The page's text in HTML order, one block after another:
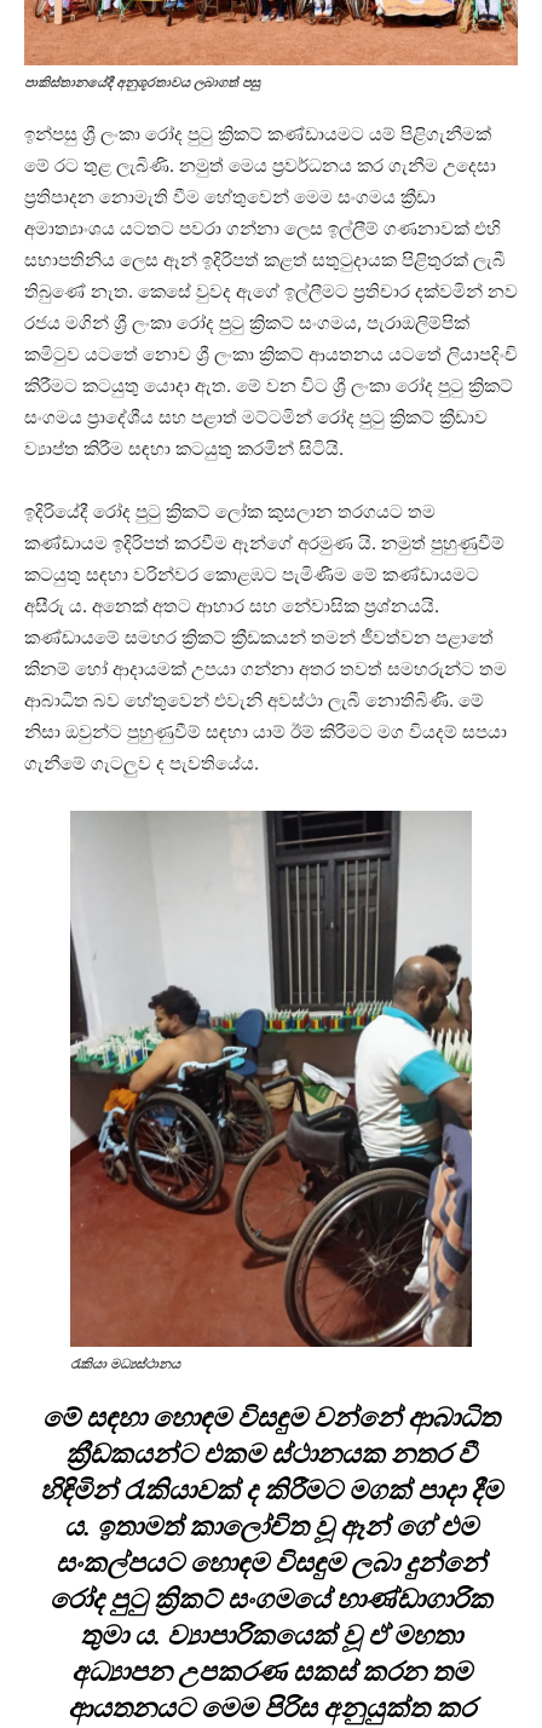
පාකිස්තානයේදී අනුශූරතාවය ලබාගත් පසු
ඉන්පසු ශ්‍රී ලංකා රෝද පුටු ක්‍රිකට් කණ්ඩායමට යම් පිළිගැනීමක්
මේ රට තුළ ලැබිණි. නමුත් මෙය ප්‍රවර්ධනය කර ගැනීම උදෙසා
ප්‍රතිපාදන නොමැති වීම හේතුවෙන් මෙම සංගමය ක්‍රීඩා
අමාත්‍යාංශය යටතට පවරා ගන්නා ලෙස ඉල්ලීම් ගණනාවක් එහි
සභාපතිනිය ලෙස ඈන් ඉදිරිපත් කළත් සතුටුදායක පිළිතුරක් ලැබී
තිබුණේ නැත. කෙසේ වුවද ඇගේ ඉල්ලීමට ප්‍රතිචාර දක්වමින් නව
රජය මගින් ශ්‍රී ලංකා රෝද පුටු ක්‍රිකට් සංගමය, පැරාඔලිම්පික්
කමිටුව යටතේ නොව ශ්‍රී ලංකා ක්‍රිකට් ආයතනය යටතේ ලියාපදිංචි
කිරීමට කටයුතු යොදා ඇත. මේ වන විට ශ්‍රී ලංකා රෝද පුටු ක්‍රිකට්
සංගමය ප්‍රාදේශීය සහ පළාත් මට්ටමින් රෝද පුටු ක්‍රිකට් ක්‍රීඩාව
ව්‍යාප්ත කිරීම සඳහා කටයුතු කරමින් සිටියි.
ඉදිරියේදී රෝද පුටු ක්‍රිකට් ලෝක කුසලාන තරගයට තම
කණ්ඩායම ඉදිරිපත් කරවීම ඈන්ගේ අරමුණ යි. නමුත් පුහුණුවීම්
කටයුතු සඳහා වරින්වර කොළඹට පැමිණීම මේ කණ්ඩායමට
අසීරු ය. අනෙක් අතට ආහාර සහ නේවාසික ප්‍රශ්නයයි.
කණ්ඩායමේ සමහර ක්‍රිකට් ක්‍රීඩකයන් තමන් ජීවත්වන පළාතේ
කිනම් හෝ ආදායමක් උපයා ගන්නා අතර තවත් සමහරුන්ට තම
ආබාධිත බව හේතුවෙන් එවැනි අවස්ථා ලැබී නොතිබිණි. මේ
නිසා ඔවුන්ට පුහුණුවීම් සඳහා යාම් ඊම් කිරීමට මග වියදම් සපයා
ගැනීමේ ගැටලුව ද පැවතියේය.
රැකියා මධ්‍යස්ථානය
මේ සඳහා හොඳම විසඳුම වන්නේ ආබාධිත
ක්‍රීඩකයන්ට එකම ස්ථානයක නතර වී
හිඳිමින් රැකියාවක් ද කිරීමට මගක් පාදා දීම
ය. ඉතාමත් කාලෝචිත වූ ඈන් ගේ එම
සංකල්පයට හොඳම විසඳුම ලබා දුන්නේ
රෝද පුටු ක්‍රිකට් සංගමයේ භාණ්ඩාගාරික
තුමා ය. ව්‍යාපාරිකයෙක් වූ ඒ මහතා
අධ්‍යාපන උපකරණ සකස් කරන තම
ආයතනයට මෙම පිරිස අනුයුක්ත කර